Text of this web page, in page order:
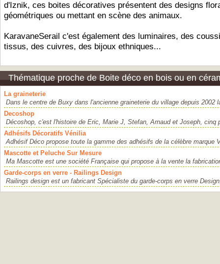
d'Iznik, ces boites décoratives présentent des designs
géométriques ou mettant en scène des animaux.
KaravaneSerail c'est également des luminaires, des
tissus, des cuivres, des bijoux ethniques...
Thématique proche de Boite déco en bois ou en
La graineterie
Dans le centre de Buxy dans l'ancienne graineterie du village depuis 2002
Decoshop
Décoshop, c'est l'histoire de Eric, Marie J, Stefan, Arnaud et Joseph, cinq
Adhésifs Décoratifs Vénilia
Adhésif Déco propose toute la gamme des adhésifs de la célèbre marque
Mascotte et Peluche Sur Mesure
Ma Mascotte est une société Française qui propose à la vente la
Garde-corps en verre - Railings Design
Railings design est un fabricant Spécialiste du garde-corps en verre